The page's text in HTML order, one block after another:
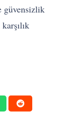
güvensizlik